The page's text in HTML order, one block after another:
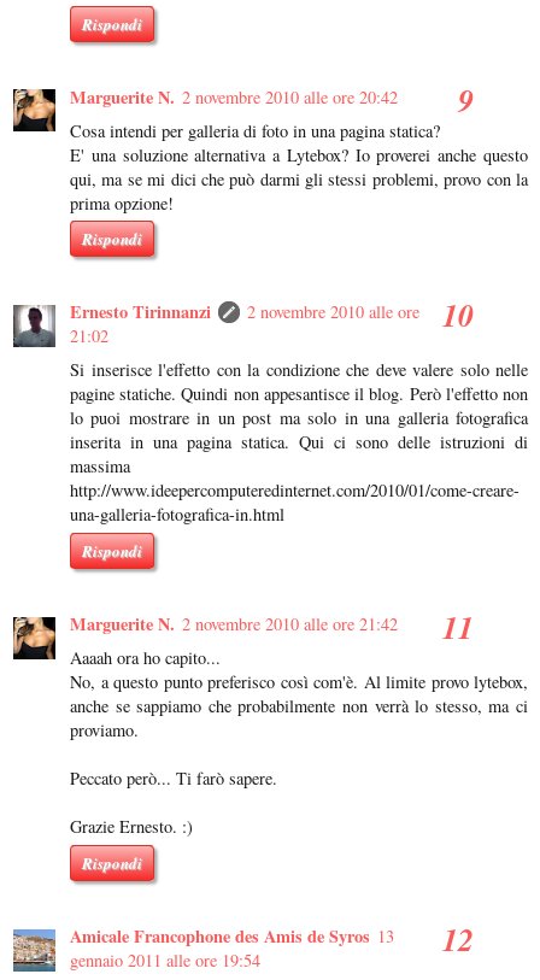
Rispondi
Marguerite N. 2 novembre 2010 alle ore 20:42
Cosa intendi per galleria di foto in una pagina statica?
E' una soluzione alternativa a Lytebox? Io proverei anche questo
qui, ma se mi dici che può darmi gli stessi problemi, provo con la
prima opzione!
Rispondi
Ernesto Tirinnanzi
2 novembre 2010 alle ore
21:02
Si inserisce l'effetto con la condizione che deve valere solo nelle
pagine statiche. Quindi non appesantisce il blog. Però l'effetto non
lo puoi mostrare in un post ma solo in una galleria fotografica
inserita in una pagina statica. Qui ci sono delle istruzioni di
massima
http://www.ideepercomputeredinternet.com/2010/01/come-creare-
una-galleria-fotografica-in.html
Rispondi
Marguerite N. 2 novembre 2010 alle ore 21:42
Aaaah ora ho capito...
No, a questo punto preferisco così com'è. Al limite provo lytebox,
anche se sappiamo che probabilmente non verrà lo stesso, ma ci
proviamo.
Peccato però... Ti farò sapere.
Grazie Ernesto. :)
Rispondi
Amicale Francophone des Amis de Syros 13
gennaio 2011 alle ore 19:54